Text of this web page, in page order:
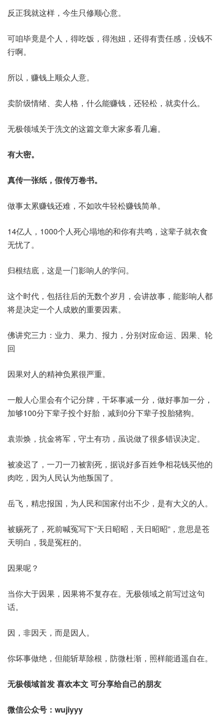
反正我就这样，今生只修顺心意。
可咱毕竟是个人，得吃饭，得泡妞，还得有责任感，没钱不
行啊。
所以，赚钱上顺众人意。
卖阶级情绪、卖人格，什么能赚钱，还轻松，就卖什么。
无极领域关于洗文的这篇文章大家多看几遍。
有大密。
真传一张纸，假传万卷书。
做事太累赚钱还难，不如吹牛轻松赚钱简单。
14亿人，1000个人死心塌地的和你有共鸣，这辈子就衣食
无忧了。
归根结底，这是一门影响人的学问。
这个时代，包括往后的无数个岁月，会讲故事，能影响人都
将是决定一个人成败的重要因素。
佛讲究三力：业力、果力、报力，分别对应命运、因果、轮
回
因果对人的精神负累很严重。
一般人心里会有个记分牌，干坏事减一分，做好事加一分，
加够100分下辈子投个好胎，减到0分下辈子投胎猪狗。
袁崇焕，抗金将军，守土有功，虽说做了很多错误决定。
被凌迟了，一刀一刀被割死，据说好多百姓争相花钱买他的
肉吃，因为人民认为他叛国了。
岳飞，精忠报国，为人民和国家付出不少，是有大义的人。
被赐死了，死前喊冤写下“天日昭昭，天日昭昭”，意思是苍
天明白，我是冤枉的。
因果呢？
当你大于因果，因果将不复存在。无极领域之前写过这句
话。
因，非因天，而是因人。
你坏事做绝，但能斩草除根，防微杜渐，照样能逍遥自在。
无极领域首发 喜欢本文 可分享给自己的朋友
微信公众号：wujiyyy